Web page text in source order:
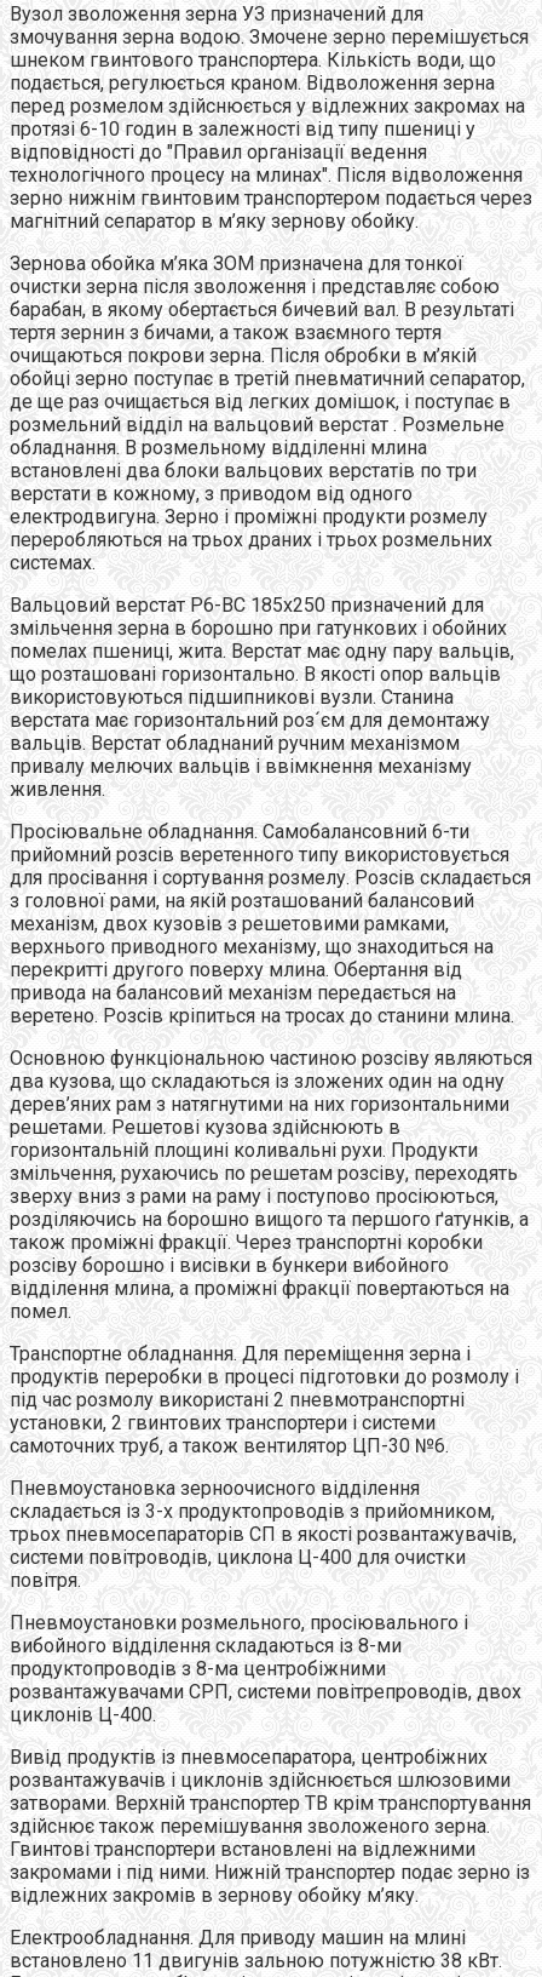
Вузол зволоження зерна УЗ призначений для
змочування зерна водою. Змочене зерно перемішується
шнеком гвинтового транспортера. Кількість води, що
подається, регулюється краном. Відволоження зерна
перед розмелом здійснюється у відлежних закромах на
протязі 6-10 годин в залежності від типу пшениці у
відповідності до "Правил організації ведення
технологічного процесу на млинах". Після відволоження
зерно нижнім гвинтовим транспортером подається через
магнітний сепаратор в м’яку зернову обойку.
Зернова обойка м’яка ЗОМ призначена для тонкої
очистки зерна після зволоження і представляє собою
барабан, в якому обертається бичевий вал. В результаті
тертя зернин з бичами, а також взаємного тертя
очищаються покрови зерна. Після обробки в м’якій
обойці зерно поступає в третій пневматичний сепаратор,
де ще раз очищається від легких домішок, і поступає в
розмельний відділ на вальцовий верстат . Розмельне
обладнання. В розмельному відділенні млина
встановлені два блоки вальцових верстатів по три
верстати в кожному, з приводом від одного
електродвигуна. Зерно і проміжні продукти розмелу
переробляються на трьох драних і трьох розмельних
системах.
Вальцовий верстат Р6-ВС 185х250 призначений для
змільчення зерна в борошно при гатункових і обойних
помелах пшениці, жита. Верстат має одну пару вальців,
що розташовані горизонтально. В якості опор вальців
використовуються підшипникові вузли. Станина
верстата має горизонтальний роз´єм для демонтажу
вальців. Верстат обладнаний ручним механізмом
привалу мелючих вальців і ввімкнення механізму
живлення.
Просіювальне обладнання. Самобалансовний 6-ти
прийомний розсів веретенного типу використовується
для просівання і сортування розмелу. Розсів складається
з головної рами, на якій розташований балансовий
механізм, двох кузовів з решетовими рамками,
верхнього приводного механізму, що знаходиться на
перекритті другого поверху млина. Обертання від
привода на балансовий механізм передається на
веретено. Розсів кріпиться на тросах до станини млина.
Основною функціональною частиною розсіву являються
два кузова, що складаються із зложених один на одну
дерев’яних рам з натягнутими на них горизонтальними
решетами. Решетові кузова здійснюють в
горизонтальній площині коливальні рухи. Продукти
змільчення, рухаючись по решетам розсіву, переходять
зверху вниз з рами на раму і поступово просіюються,
розділяючись на борошно вищого та першого ґатунків, а
також проміжні фракції. Через транспортні коробки
розсіву борошно і висівки в бункери вибойного
відділення млина, а проміжні фракції повертаються на
помел.
Транспортне обладнання. Для переміщення зерна і
продуктів переробки в процесі підготовки до розмолу і
під час розмолу використані 2 пневмотранспортні
установки, 2 гвинтових транспортери і системи
самоточних труб, а також вентилятор ЦП-30 №6.
Пневмоустановка зерноочисного відділення
складається із 3-х продуктопроводів з прийомником,
трьох пневмосепараторів СП в якості розвантажувачів,
системи повітроводів, циклона Ц-400 для очистки
повітря.
Пневмоустановки розмельного, просіювального і
вибойного відділення складаються із 8-ми
продуктопроводів з 8-ма центробіжними
розвантажувачами СРП, системи повітрепроводів, двох
циклонів Ц-400.
Вивід продуктів із пневмосепаратора, центробіжних
розвантажувачів і циклонів здійснюється шлюзовими
затворами. Верхній транспортер ТВ крім транспортування
здійснює також перемішування зволоженого зерна.
Гвинтові транспортери встановлені на відлежними
закромами і під ними. Нижній транспортер подає зерно із
відлежних закромів в зернову обойку м’яку.
Електрообладнання. Для приводу машин на млині
встановлено 11 двигунів зальною потужністю 38 кВт.